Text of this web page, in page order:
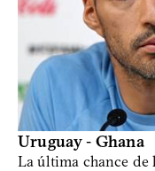
Uruguay - Ghana
La última chance de